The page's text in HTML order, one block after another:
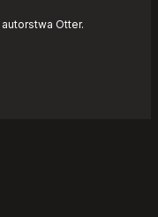
autorstwa Otter.